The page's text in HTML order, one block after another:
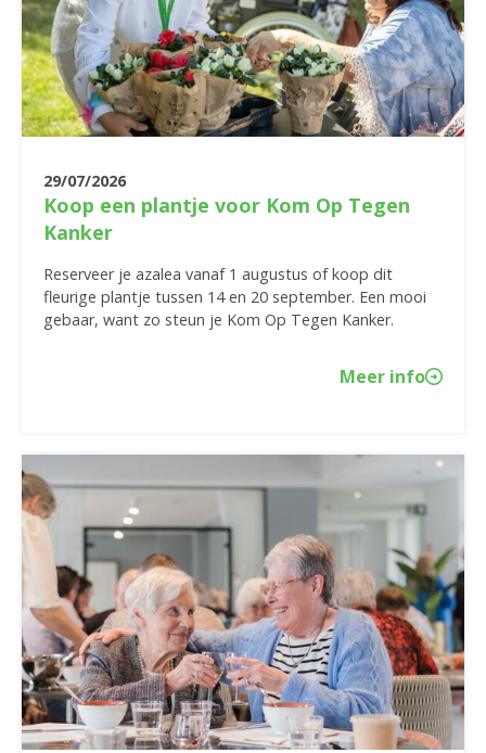
29/07/2026
Koop een plantje voor Kom Op Tegen
Kanker
Reserveer je azalea vanaf 1 augustus of koop dit
fleurige plantje tussen 14 en 20 september. Een mooi
gebaar, want zo steun je Kom Op Tegen Kanker.
Meer info